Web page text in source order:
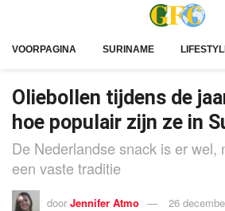
VOORPAGINA SURINAME
Oliebollen tijdens de
hoe populair zijn ze in
De Nederlandse snack is er wel,
een vaste traditie
door Jennifer Atmo
26